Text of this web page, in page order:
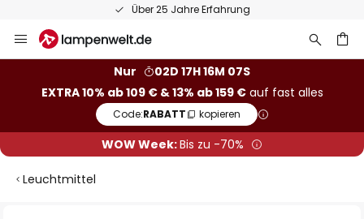
Über 25 Jahre Erfahrung
Inhalt
Nur
02D 17H 16M 07S
EXTRA 10% ab 109 € & 13% ab 159 €auf fast alles
Code:RABATT kopieren
WOW Week:Bis zu -70%
Leuchtmittel